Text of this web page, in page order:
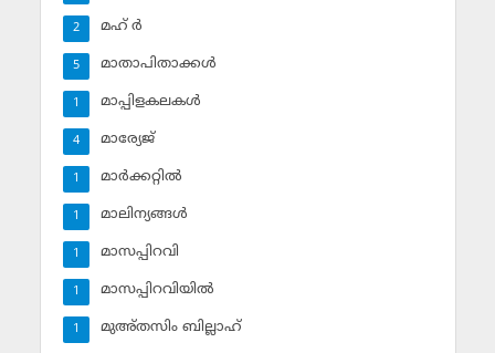
മഹ് ര്‍
2
മാതാപിതാക്കള്‍
5
മാപ്പിളകലകള്‍
1
മാര്യേജ്
4
മാര്‍ക്കറ്റില്‍
1
മാലിന്യങ്ങള്‍
1
മാസപ്പിറവി
1
മാസപ്പിറവിയില്‍
1
മുഅ്തസിം ബില്ലാഹ്
1